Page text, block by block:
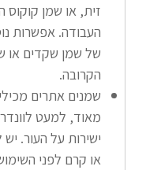
זית, או שמן קוקוס
העבודה. אפשרות
של שמן שקדים או
הקרובה.
שמנים אתרים
מאוד, למעט
ישירות על העור.
או קרם לפני